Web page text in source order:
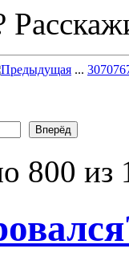
... 307076
800 из